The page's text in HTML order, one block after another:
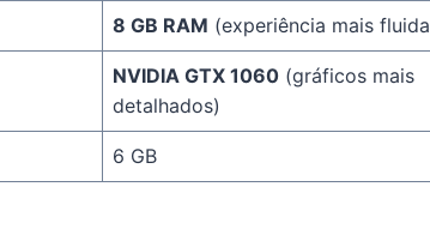
8 GB RAM (experiência mais
NVIDIA GTX 1060 (gráficos mais
detalhados)
6 GB